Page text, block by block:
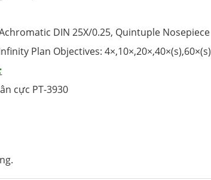
DIN 25X/0.25, Quintuple Nosepiece
Plan Objectives: 4×,10×,20×,40×(s),60×(s)
cực PT-3930